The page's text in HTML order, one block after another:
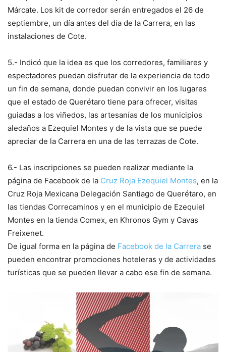
Márcate. Los kit de corredor serán entregados el 26 de
septiembre, un día antes del día de la Carrera, en las
instalaciones de Cote.
5.- Indicó que la idea es que los corredores, familiares y
espectadores puedan disfrutar de la experiencia de todo
un fin de semana, donde puedan convivir en los lugares
que el estado de Querétaro tiene para ofrecer, visitas
guiadas a los viñedos, las artesanías de los municipios
aledaños a Ezequiel Montes y de la vista que se puede
apreciar de la Carrera en una de las terrazas de Cote.
6.- Las inscripciones se pueden realizar mediante la
página de Facebook de la Cruz Roja Ezequiel Montes, en la
Cruz Roja Mexicana Delegación Santiago de Querétaro, en
las tiendas Correcaminos y en el municipio de Ezequiel
Montes en la tienda Comex, en Khronos Gym y Cavas
Freixenet.
De igual forma en la página de Facebook de la Carrera se
pueden encontrar promociones hoteleras y de actividades
turísticas que se pueden llevar a cabo ese fin de semana.